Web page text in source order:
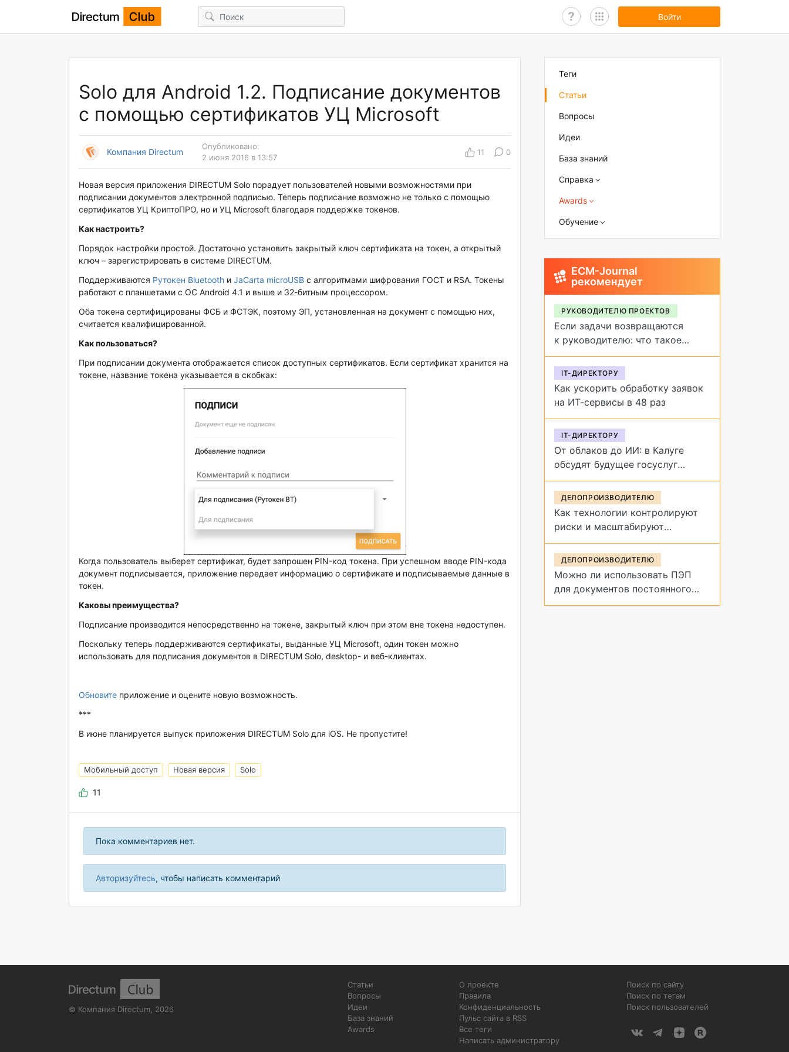
Войти
Solo для Android 1.2. Подписание документов
с помощью сертификатов УЦ Microsoft
Компания Directum
Опубликовано:
2 июня 2016 в 13:57
11 0
Новая версия приложения DIRECTUM Solo порадует пользователей новыми возможностями при
подписании документов электронной подписью. Теперь подписание возможно не только с помощью
сертификатов УЦ КриптоПРО, но и УЦ Microsoft благодаря поддержке токенов.
Как настроить?
Порядок настройки простой. Достаточно установить закрытый ключ сертификата на токен, а открытый
ключ – зарегистрировать в системе DIRECTUM.
Поддерживаются Рутокен Bluetooth и JaCarta microUSB с алгоритмами шифрования ГОСТ и RSA. Токены
работают с планшетами с ОС Android 4.1 и выше и 32-битным процессором.
Оба токена сертифицированы ФСБ и ФСТЭК, поэтому ЭП, установленная на документ с помощью них,
считается квалифицированной.
Как пользоваться?
При подписании документа отображается список доступных сертификатов. Если сертификат хранится на
токене, название токена указывается в скобках:
Когда пользователь выберет сертификат, будет запрошен PIN-код токена. При успешном вводе PIN-кода
документ подписывается, приложение передает информацию о сертификате и подписываемые данные в
токен.
Каковы преимущества?
Подписание производится непосредственно на токене, закрытый ключ при этом вне токена недоступен.
Поскольку теперь поддерживаются сертификаты, выданные УЦ Microsoft, один токен можно
использовать для подписания документов в DIRECTUM Solo, desktop- и веб-клиентах.
Обновите приложение и оцените новую возможность.
***
В июне планируется выпуск приложения DIRECTUM Solo для iOS. Не пропустите!
Мобильный доступ Новая версия Solo
11
Пока комментариев нет.
Авторизуйтесь, чтобы написать комментарий
Теги
Статьи
Вопросы
Идеи
База знаний
Справка
Awards
Обучение
ECM-Journal
рекомендует
РУКОВОДИТЕЛЮ ПРОЕКТОВ
Если задачи возвращаются
к руководителю: что такое
обратное делегирование и как
от него избавиться
IT-ДИРЕКТОРУ
Как ускорить обработку заявок
на ИТ-сервисы в 48 раз
IT-ДИРЕКТОРУ
От облаков до ИИ: в Калуге
обсудят будущее госуслуг
на форуме «Цифровая
эволюция»
ДЕЛОПРОИЗВОДИТЕЛЮ
Как технологии контролируют
риски и масштабируют
управление договорами
ДЕЛОПРОИЗВОДИТЕЛЮ
Можно ли использовать ПЭП
для документов постоянного
срока хранения?
© Компания Directum 2026
Статьи
Вопросы
Идеи
База знаний
Awards
О проекте
Правила
Конфиденциальность
Пульс сайта в RSS
Все теги
Написать администратору
Поиск по сайту
Поиск по тегам
Поиск пользователей